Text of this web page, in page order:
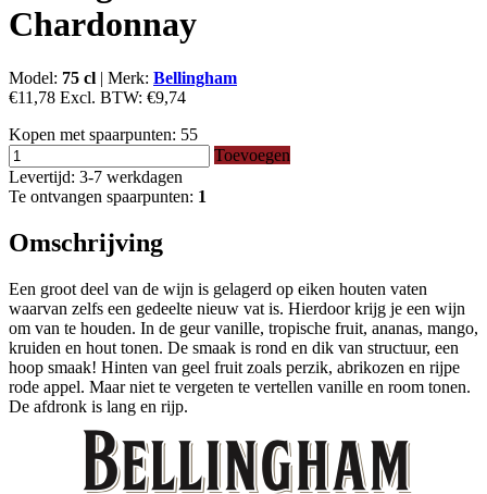
Chardonnay
Model: 75 cl | Merk: Bellingham
€11,78 Excl. BTW: €9,74
Kopen met spaarpunten: 55
Toevoegen
Levertijd: 3-7 werkdagen
Te ontvangen spaarpunten: 1
Omschrijving
Een groot deel van de wijn is gelagerd op eiken houten vaten
waarvan zelfs een gedeelte nieuw vat is. Hierdoor krijg je een wijn
om van te houden. In de geur vanille, tropische fruit, ananas, mango,
kruiden en hout tonen. De smaak is rond en dik van structuur, een
hoop smaak! Hinten van geel fruit zoals perzik, abrikozen en rijpe
rode appel. Maar niet te vergeten te vertellen vanille en room tonen.
De afdronk is lang en rijp.